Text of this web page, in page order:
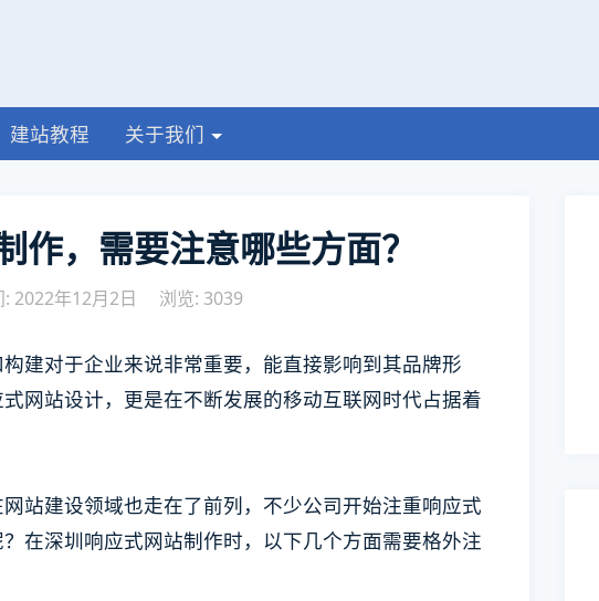
建站教程 关于我们
作，需要注意哪些方面？
2022年12月2日 浏览: 3039
建对于企业来说非常重要，能直接影响到其品牌形
网站设计，更是在不断发展的移动互联网时代占据着
站建设领域也走在了前列，不少公司开始注重响应式
在深圳响应式网站制作时，以下几个方面需要格外注